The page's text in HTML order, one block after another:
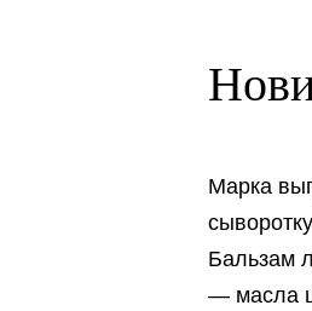
Марка
Бальзам
— масла